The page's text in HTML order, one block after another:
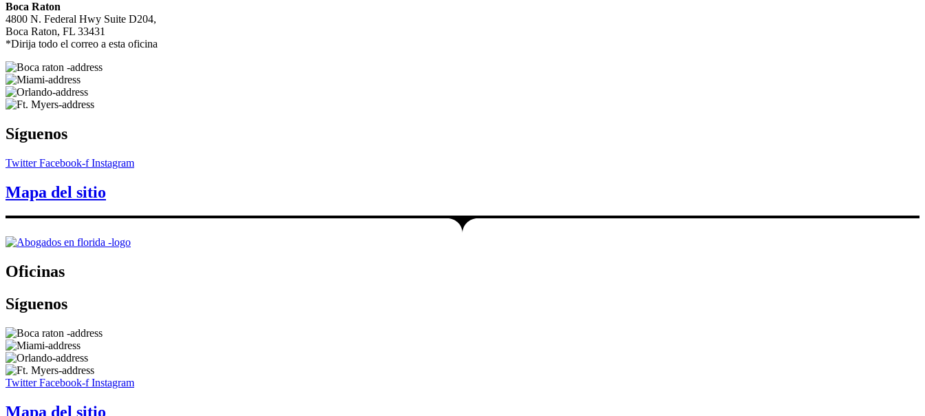
Boca Raton
4800 N. Federal Hwy Suite D204,
Boca Raton, FL 33431
*Dirija todo el correo a esta oficina
Síguenos
Twitter Facebook-f Instagram
Mapa del sitio
Oficinas
Síguenos
Twitter Facebook-f Instagram
Mapa del sitio